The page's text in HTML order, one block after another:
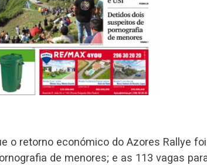
o retorno económico do Azores Rallye
de menores; e as 113 vagas